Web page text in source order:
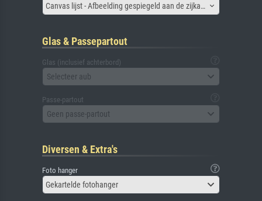
Canvas lijst - Afbeelding gespiegeld aan de zijkant
Glas & Passepartout
Glas (inclusief achterbord)
Selecteer aub
Passe-partout
Geen passe-partout
Diversen & Extra's
Foto hanger
Gekartelde fotohanger